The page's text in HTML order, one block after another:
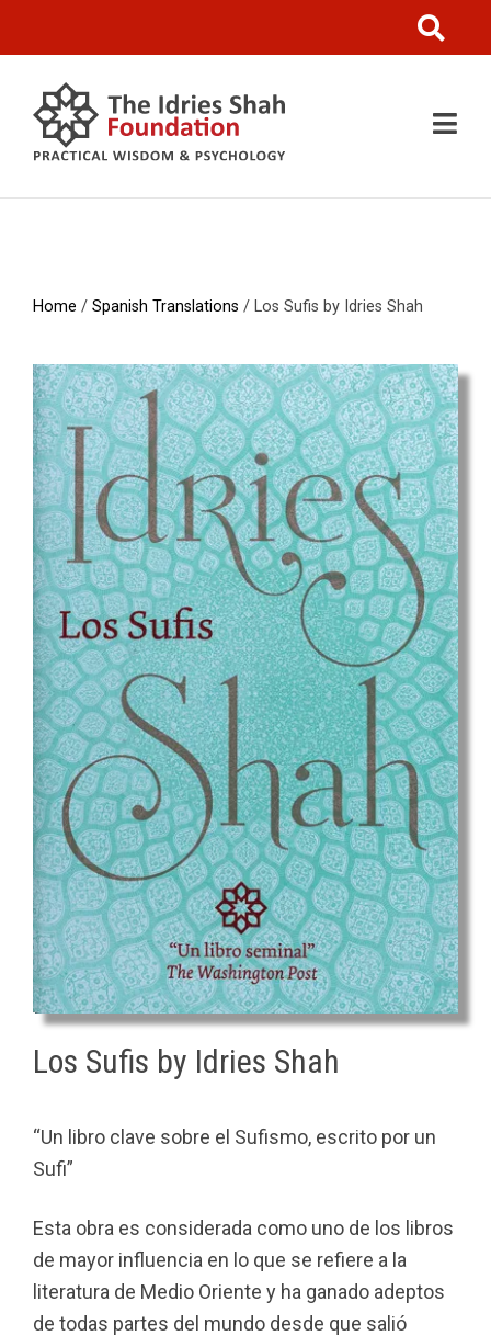
Home / Spanish Translations / Los Sufis by Idries Shah
Los Sufis by Idries Shah
“Un libro clave sobre el Sufismo, escrito por un
Sufi”
Esta obra es considerada como uno de los libros
de mayor influencia en lo que se refiere a la
literatura de Medio Oriente y ha ganado adeptos
de todas partes del mundo desde que salió